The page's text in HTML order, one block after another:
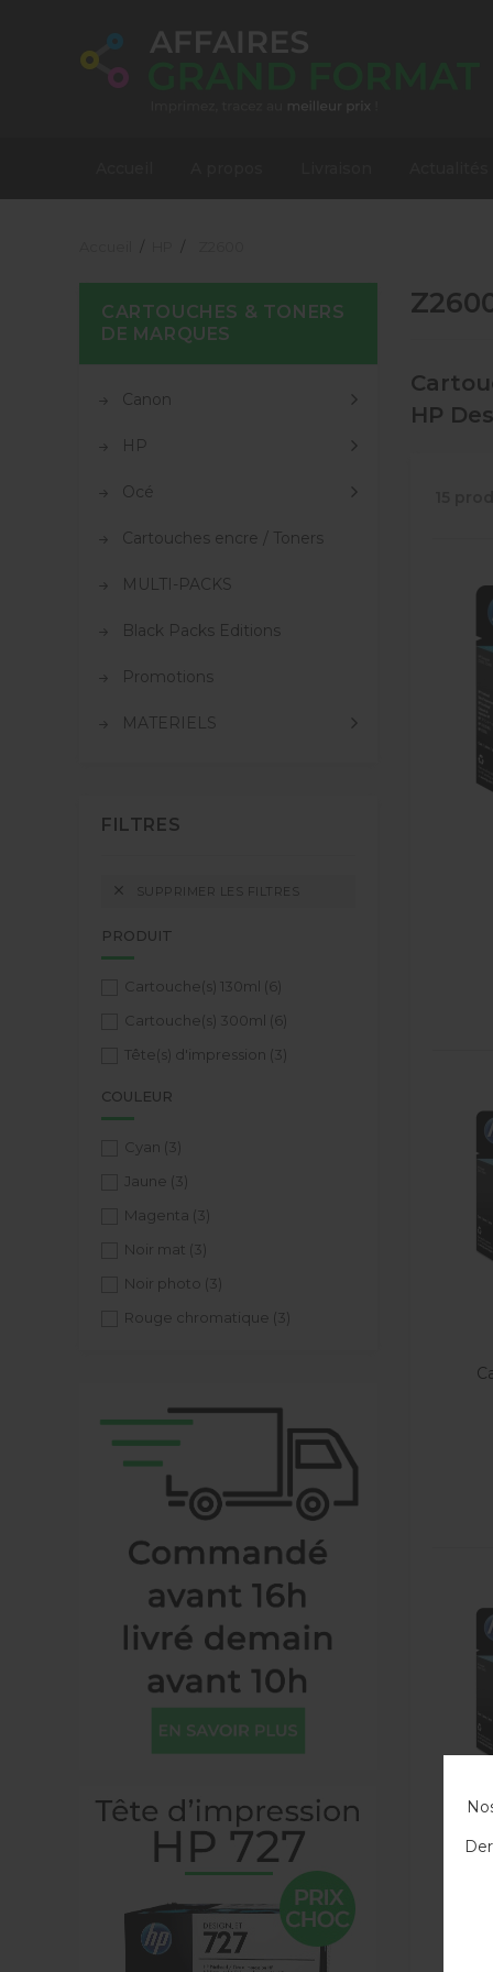
CARTOUCHES & TONERS
DE MARQUES
Canon
HP
Océ
Cartouches encre / Toners
MULTI-PACKS
Black Packs Editions
Promotions
MATERIELS
FILTRES
 SUPPRIMER LES FILTRES
PRODUIT
Cartouche(s) 130ml (6)
Cartouche(s) 300ml (6)
Tête(s) d'impression (3)
COULEUR
Cyan (3)
Jaune (3)
Magenta (3)
Noir mat (3)
Noir photo (3)
Rouge chromatique (3)
HP